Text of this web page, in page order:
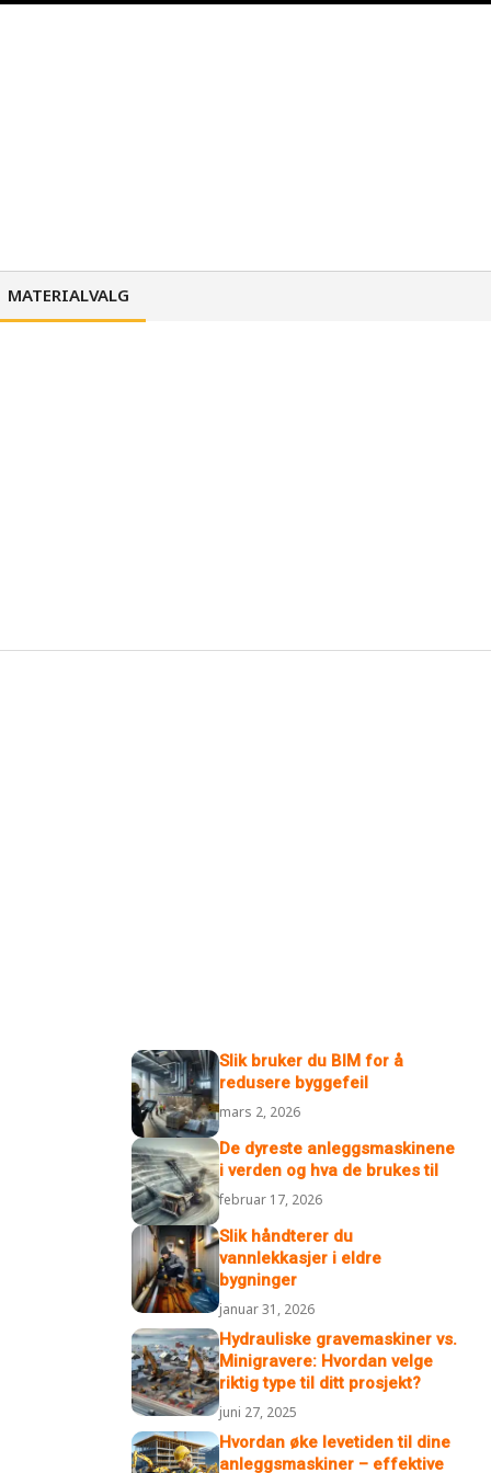
MATERIALVALG
Slik bruker du BIM for å
redusere byggefeil
mars 2, 2026
De dyreste anleggsmaskinene
i verden og hva de brukes til
februar 17, 2026
Slik håndterer du
vannlekkasjer i eldre
bygninger
januar 31, 2026
Hydrauliske gravemaskiner vs.
Minigravere: Hvordan velge
riktig type til ditt prosjekt?
juni 27, 2025
Hvordan øke levetiden til dine
anleggsmaskiner – effektive